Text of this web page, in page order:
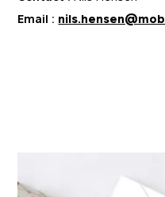
Email :